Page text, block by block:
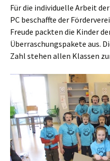
Für die individuelle Arbeit
PC beschaffte der
Freude packten die Kinder
Überraschungspakete aus.
Zahl stehen allen Klassen